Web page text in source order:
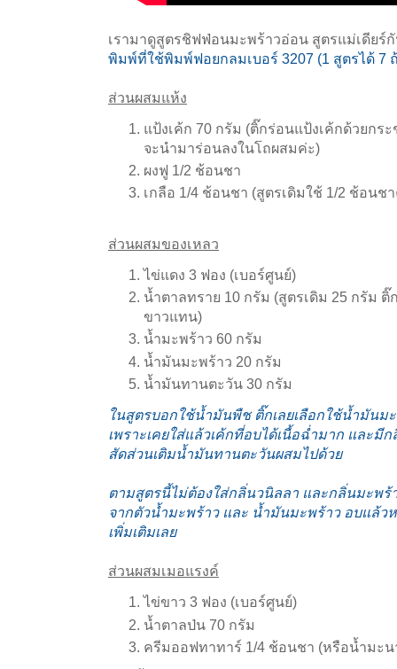
เรามาดูสูตรชิฟฟ่อนมะพร้าวอ่อน สูตรแม่เดียร์
พิมพ์ที่ใช้พิมพ์ฟอยกลมเบอร์ 3207 (1 สูตรได้ 7
ส่วนผสมแห้ง
แป้งเค้ก 70 กรัม (ติ๊กร่อนแป้งเค้กด้วยกร
จะนำมาร่อนลงในโถผสมค่ะ)
ผงฟู 1/2 ช้อนชา
เกลือ 1/4 ช้อนชา (สูตรเดิมใช้ 1/2 ช้อนช
ส่วนผสมของเหลว
ไข่แดง 3 ฟอง (เบอร์ศูนย์)
น้ำตาลทราย 10 กรัม (สูตรเดิม 25 กรัม
ขาวแทน)
น้ำมะพร้าว 60 กรัม
น้ำมันมะพร้าว 20 กรัม
น้ำมันทานตะวัน 30 กรัม
ในสูตรบอกใช้น้ำมันพืช ติ๊กเลยเลือกใช้น้ำมันม
เพราะเคยใส่แล้วเค้กที่อบได้เนื้อฉ่ำมาก และมี
สัดส่วนเติมน้ำมันทานตะวันผสมไปด้วย
ตามสูตรนี้ไม่ต้องใส่กลิ่นวนิลลา และกลิ่นมะพร้
จากตัวน้ำมะพร้าว และ น้ำมันมะพร้าว อบแล้ว
เพิ่มเติมเลย
ส่วนผสมเมอแรงค์
ไข่ขาว 3 ฟอง (เบอร์ศูนย์)
น้ำตาลป่น 70 กรัม
ครีมออฟทาทาร์ 1/4 ช้อนชา (หรือน้ำมะ